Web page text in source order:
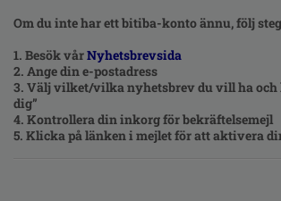
Om du inte har ett bitiba-konto ännu, följ
1. Besök vårNyhetsbrevsida
2. Ange din e-postadress
3. Välj vilket/vilka nyhetsbrev du vill ha och
dig”
4. Kontrollera din inkorg för bekräftelsemejl
5. Klicka på länken i mejlet för att aktivera